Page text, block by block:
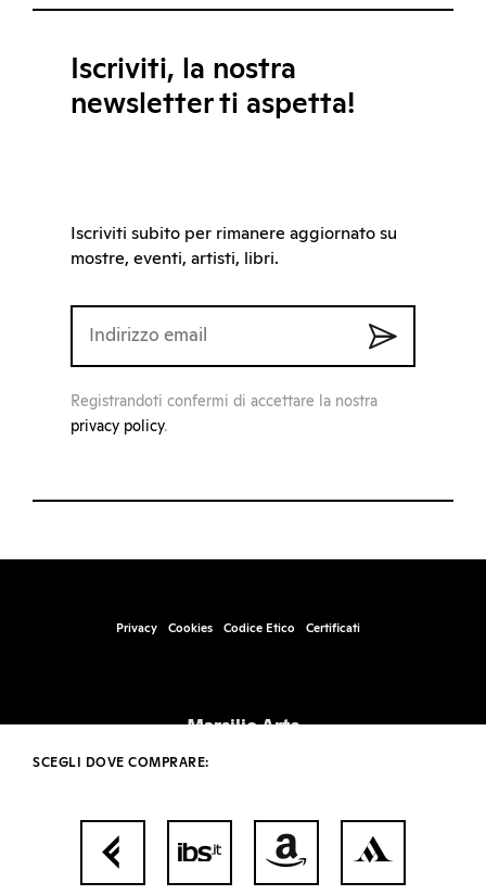
SCEGLI DOVE COMPRARE:
Iscriviti, la nostra
newsletter ti aspetta!
Iscriviti subito per rimanere aggiornato su
mostre, eventi, artisti, libri.
Registrandoti confermi di accettare la nostra
privacy policy.
Privacy Cookies Codice Etico Certificati
Marsilio Arte